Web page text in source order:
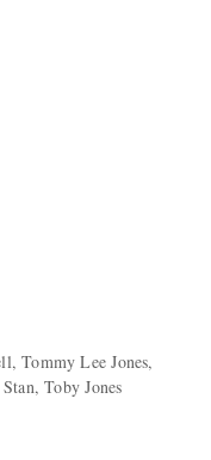
Tommy Lee Jones,
Toby Jones